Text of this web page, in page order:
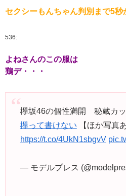
セクシーもんちゃん判別まで5秒
536:
よねさんのこの服は
鶏デ・・・
欅坂46の個性満開 秘蔵カ
欅って書けない 【ほか写真
https://t.co/4UkN1sbgvV
— モデルプレス